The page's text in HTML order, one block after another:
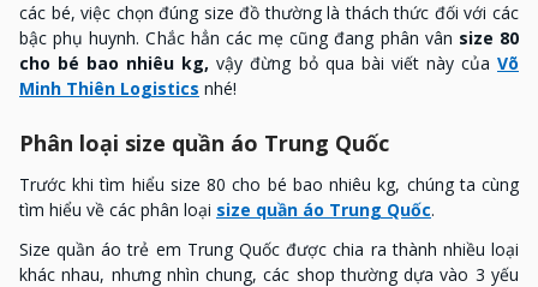
các bé, việc chọn đúng size đồ thường là thách thức đối với các
bậc phụ huynh. Chắc hẳn các mẹ cũng đang phân vân size 80
cho bé bao nhiêu kg, vậy đừng bỏ qua bài viết này củaVõ
Minh Thiên Logistics nhé!
Phân loại size quần áo Trung Quốc
Trước khi tìm hiểu size 80 cho bé bao nhiêu kg, chúng ta cùng
tìm hiểu về các phân loại size quần áo Trung Quốc.
Size quần áo trẻ em Trung Quốc được chia ra thành nhiều loại
khác nhau, nhưng nhìn chung, các shop thường dựa vào 3 yếu